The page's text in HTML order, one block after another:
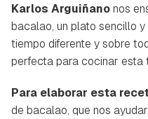
Karlos Arguiñanonos
bacalao, un plato sencillo
tiempo diferente y sobre
perfecta para cocinar esta
Para elaborar esta
de bacalao, que nos